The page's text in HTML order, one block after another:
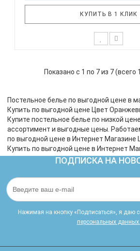
КУПИТЬ В 1 КЛИК
каждый родитель подходит очень
веселый рисунок, высокая
стиркам – очень важные
Показано с 1 по 7 из 7 (всего
Постельное белье по выгодной цене в
Купить по выгодной цене Цвет
Купите постельное белье по низкой
ассортимент и выгодные цены.
по выгодной цене в Интернет
Купить по выгодной цене в Интернет
ПОДПИСКА НА
Нажимая на кнопку «Подписаться», я даю
персональных данных.